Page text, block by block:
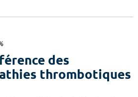
des
thrombotiques